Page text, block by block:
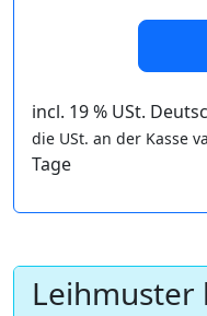
incl. 19 % USt.
die USt. an der Kasse
Tage
Leihmuster